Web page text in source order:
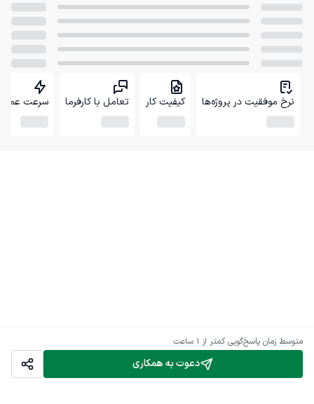
دعوت به همکاری
متوسط زمان پاسخ‌گویی کمتر از 1 ساعت
نرخ موفقیت در پروژه‌ها کیفیت کار تعامل با کارفرما سرعت عمل